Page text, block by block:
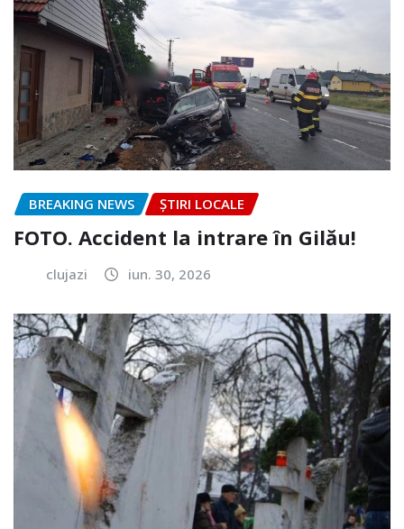
BREAKING NEWS ȘTIRI LOCALE
FOTO. Accident la intrare în Gilău!
clujazi iun. 30, 2026